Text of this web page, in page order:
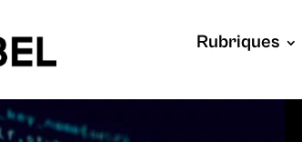
Rubriques